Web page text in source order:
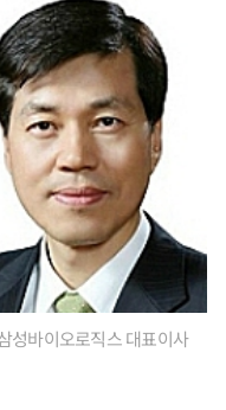
성바이오로직스 대표이사